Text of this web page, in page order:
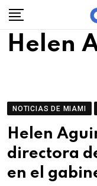
Skip
content
Helen
NOTICIAS DE MIAMI
Helen
directora
en el